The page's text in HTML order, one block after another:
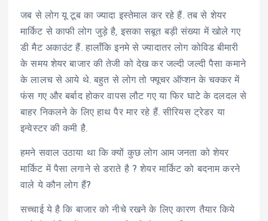
जब से लोग यू टूब का ज्यादा इस्तेमाल कर रहे हैं. तब से शेयर
मार्किट से काफी लोग जुड़े है, इसका सबूत बड़ी संख्या में खोले गए
डी मैट अकाउंट हैं. हालाँकि इनमे से ज्यादातर लोग कोविड बीमारी
के समय शेयर बाजार की तेजी को देख कर जल्दी जल्दी पैसा कमाने
के लालच से आये थे. बहुत से लोग तो फ्यूचर ऑप्शन के चक्कर में
फंस गए और बर्बाद होकर वापस लौट गए या फिर घाटे के दलदल से
बाहर निकलने के लिए हाथ पैर मार रहे हैं. सीरियस ट्रेडर या
इन्वेस्टर की कमी है.
हमने सवाल उठाया था कि क्यों कुछ लोग आम जनता को शेयर
मार्किट में पैसा लगाने से डराते है ? शेयर मार्किट को बदनाम करने
वाले ये कौन लोग हैं?
सच्चाई ये है कि बाजार को नीचे रखने के लिए कारण तैयार किये